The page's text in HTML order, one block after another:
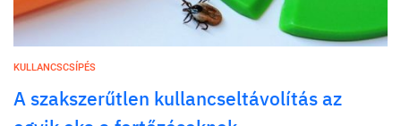
KULLANCSCSÍPÉS
A szakszerűtlen kullancseltávolítás az